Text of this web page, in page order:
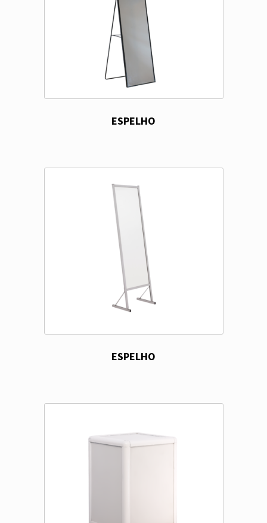
ESPELHO
ESPELHO